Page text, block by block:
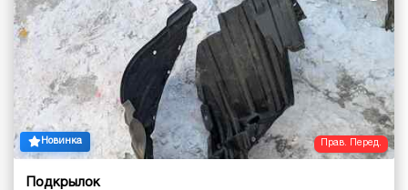
Прав. Перед.
Новинка
Подкрылок